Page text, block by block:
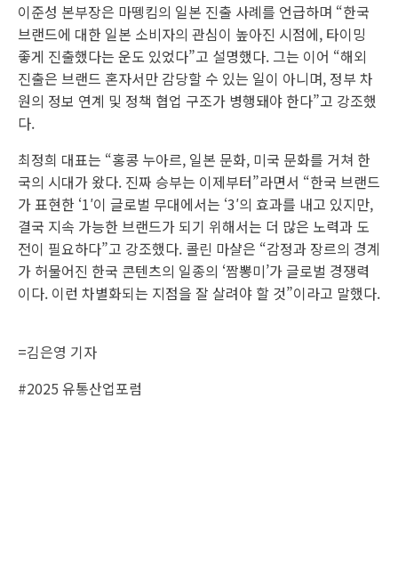
이준성 본부장은 마뗑킴의 일본 진출 사례를 언급하며 “한국
브랜드에 대한 일본 소비자의 관심이 높아진 시점에, 타이밍
좋게 진출했다는 운도 있었다”고 설명했다. 그는 이어 “해외
진출은 브랜드 혼자서만 감당할 수 있는 일이 아니며, 정부 차
원의 정보 연계 및 정책 협업 구조가 병행돼야 한다”고 강조했
다.
최정희 대표는 “홍콩 누아르, 일본 문화, 미국 문화를 거쳐 한
국의 시대가 왔다. 진짜 승부는 이제부터”라면서 “한국 브랜드
가 표현한 ‘1′이 글로벌 무대에서는 ‘3′의 효과를 내고 있지만,
결국 지속 가능한 브랜드가 되기 위해서는 더 많은 노력과 도
전이 필요하다”고 강조했다. 콜린 마샬은 “감정과 장르의 경계
가 허물어진 한국 콘텐츠의 일종의 ‘짬뽕미’가 글로벌 경쟁력
이다. 이런 차별화되는 지점을 잘 살려야 할 것”이라고 말했다.
=김은영 기자
#2025 유통산업포럼